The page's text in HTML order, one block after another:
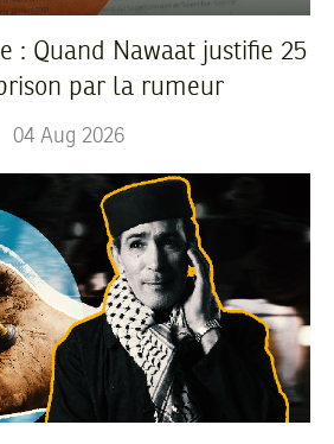
: Quand Nawaat justifie 25
par la rumeur
04 Aug 2026